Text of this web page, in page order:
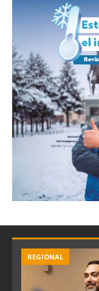
REGIONAL